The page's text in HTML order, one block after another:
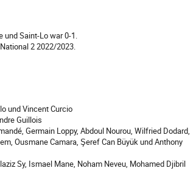
und Saint-Lo war 0-1.
2 2022/2023.
und Vincent Curcio
Guillois
Germain Loppy, Abdoul Nourou, Wilfried Dodard,
Ousmane Camara, Şeref Can Büyük und Anthony
Sy, Ismael Mane, Noham Neveu, Mohamed Djibril